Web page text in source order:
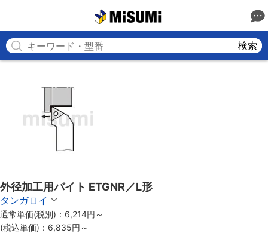
検索
外径加工用バイト ETGNR／L形
タンガロイ
通常単価(税別)： 6,214円 ～
(税込単価)： 6,835円 ～